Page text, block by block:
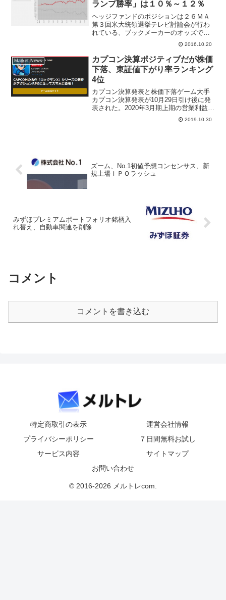
ランプ勝率」は１０％～１２％
ヘッジファンドのポジションは２６ＭＡ
第３回米大統領選挙テレビ討論会が行わ
れている、ブックメーカーのオッズでは
トランプ候補が勝利する確率が
PredictWiseが１０％、Five ThirtyEightが
１２．４％と出ている。ブックメーカー
の...
2016.10.20
Market News
カプコン決算ポジティブだが株価
下落、東証値下がり率ランキング
4位
カプコン決算発表と株価下落ゲーム大手
カプコン決算発表が10月29日引け後に発
表された。2020年3月期上期の営業利益は
前年比33.2％増の140億円、IFISコンセン
サス130億円を上回り、証券アナリストか
2019.10.30
ズーム、No.1初値予想コンセンサス、新
規上場ＩＰＯラッシュ
みずほプレミアムポートフォリオ銘柄入
れ替え、自動車関連を削除
コメント
コメントを書き込む
特定商取引の表示
運営会社情報
プライバシーポリシー
７日間無料お試し
サービス内容
サイトマップ
お問い合わせ
© 2016-2026 メルトレcom.